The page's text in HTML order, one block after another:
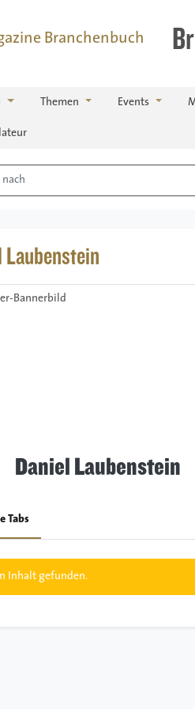
Themen Events
Laubenstein
Daniel Laubenstein
Tabs
Inhalt gefunden.